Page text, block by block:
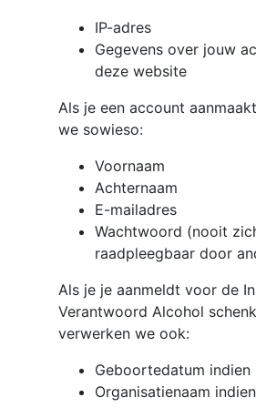
IP-adres
Gegevens over jouw
deze website
Als je een account
we sowieso:
Voornaam
Achternaam
E-mailadres
Wachtwoord (nooit
raadpleegbaar door
Als je je aanmeldt voor de
Verantwoord Alcohol
verwerken we ook:
Geboortedatum indien
Organisatienaam